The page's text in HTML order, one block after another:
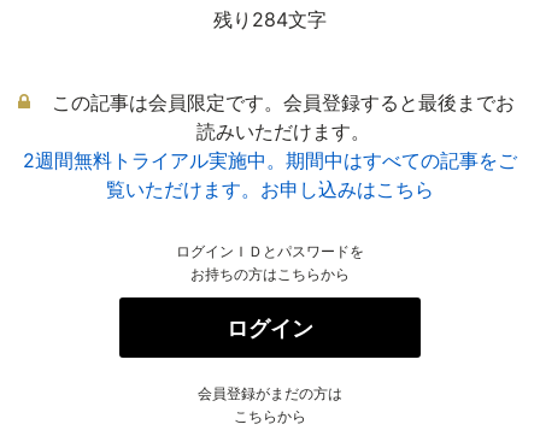
残り284文字
この記事は会員限定です。会員登録すると最後までお
読みいただけます。
2週間無料トライアル実施中。期間中はすべての記事をご
覧いただけます。お申し込みはこちら
ログインＩＤとパスワードを
お持ちの方はこちらから
ログイン
会員登録がまだの方は
こちらから